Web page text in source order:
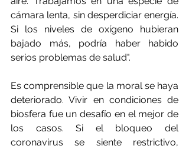
cámara lenta, sin desperdiciar energía.
Si los niveles de oxígeno hubieran
bajado más, podría haber habido
serios problemas de salud".
Es comprensible que la moral se haya
deteriorado. Vivir en condiciones de
biosfera fue un desafío en el mejor de
los casos. Si el bloqueo del
coronavirus se siente restrictivo,